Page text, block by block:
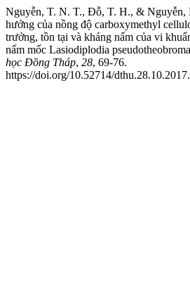
Nguyễn, T. N. T., Đỗ, T. H., & Nguyễn,
hưởng của nồng độ carboxymethyl
trưởng, tồn tại và kháng nấm của vi
nấm mốc Lasiodiplodia
học Đồng Tháp, 28, 69-76.
https://doi.org/10.52714/